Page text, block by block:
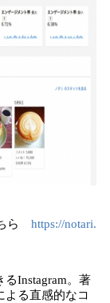
ら https://notari.
Instagram。著
る直感的なコ